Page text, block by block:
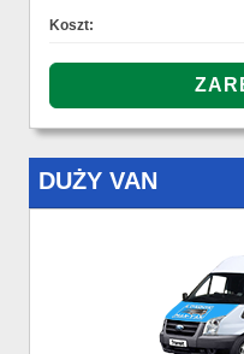
Koszt:
DUŻY VAN